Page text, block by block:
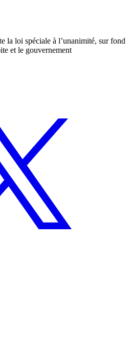
la loi spéciale à l’unanimité, sur fond
et le gouvernement